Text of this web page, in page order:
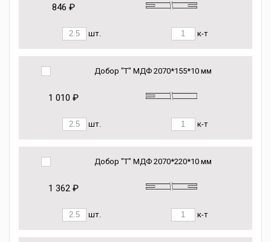
846 ₽
шт. к-т
Добор "Т" МДФ 2070*155*10 мм
1 010 ₽
шт. к-т
Добор "Т" МДФ 2070*220*10 мм
1 362 ₽
шт. к-т